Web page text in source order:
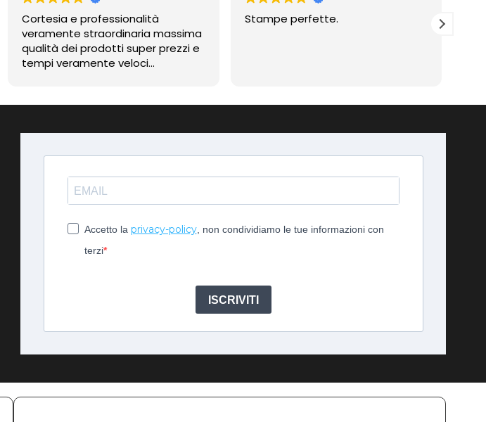
Cortesia e professionalità
veramente straordinaria massima
qualità dei prodotti super prezzi e
tempi veramente veloci
Stampe perfette.
Accetto la privacy-policy, non condividiamo le tue informazioni con
terzi
ISCRIVITI